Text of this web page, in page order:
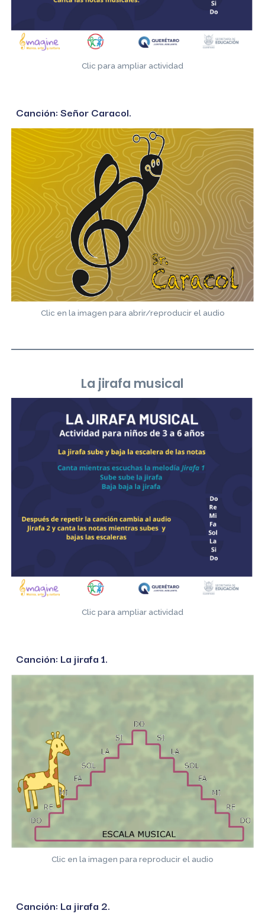
Clic para ampliar actividad
Canción: Señor Caracol.
Clic en la imagen para abrir/reproducir el audio
La jirafa musical
Clic para ampliar actividad
Canción: La jirafa 1.
Clic en la imagen para reproducir el audio
Canción: La jirafa 2.